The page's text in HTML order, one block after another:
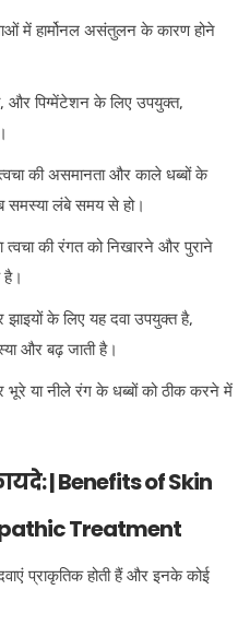
में हार्मोनल असंतुलन के कारण होने
पिग्मेंटेशन के लिए उपयुक्त,
की असमानता और काले धब्बों के
लंबे समय से हो।
त्वचा की रंगत को निखारने और पुराने
है।
झाइयों के लिए यह दवा उपयुक्त है,
और बढ़ जाती है।
भूरे या नीले रंग के धब्बों को ठीक करने में
| Benefits of Skin
Treatment
प्राकृतिक होती हैं और इनके कोई